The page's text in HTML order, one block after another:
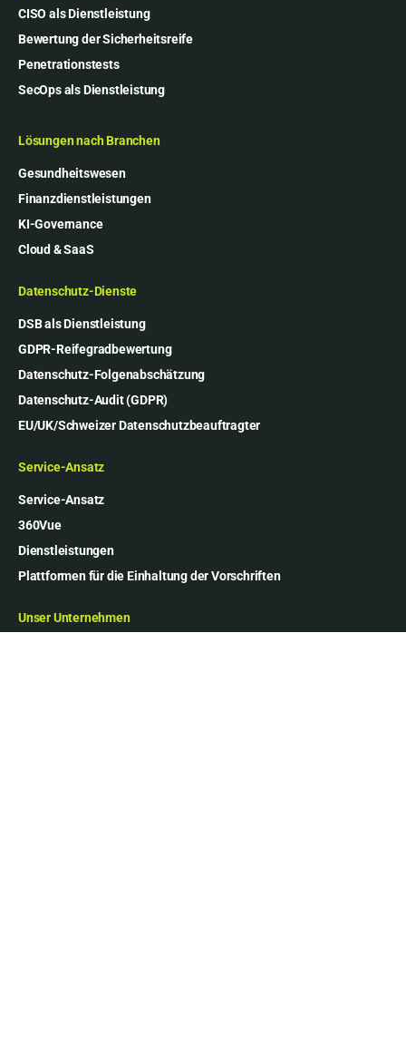
CISO als Dienstleistung
Bewertung der Sicherheitsreife
Penetrationstests
SecOps als Dienstleistung
Lösungen nach Branchen
Gesundheitswesen
Finanzdienstleistungen
KI-Governance
Cloud & SaaS
Datenschutz-Dienste
DSB als Dienstleistung
GDPR-Reifegradbewertung
Datenschutz-Folgenabschätzung
Datenschutz-Audit (GDPR)
EU/UK/Schweizer Datenschutzbeauftragter
Service-Ansatz
Service-Ansatz
360Vue
Dienstleistungen
Plattformen für die Einhaltung der Vorschriften
Unser Unternehmen